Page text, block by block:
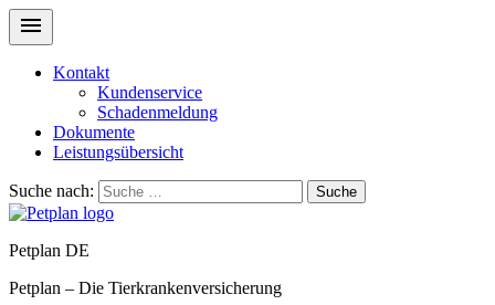
Kontakt
Kundenservice
Schadenmeldung
Dokumente
Leistungsübersicht
Suche nach: Suche
Petplan DE
Petplan – Die Tierkrankenversicherung